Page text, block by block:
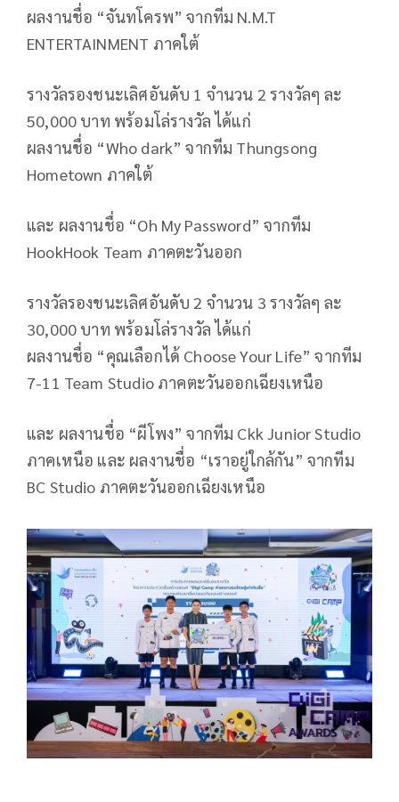
ผลงานชื่อ “จันทโครพ” จากทีม N.M.T
ENTERTAINMENT ภาคใต้
รางวัลรองชนะเลิศอันดับ 1 จำนวน 2 รางวัลๆ ละ
50,000 บาท พร้อมโล่รางวัล ได้แก่
ผลงานชื่อ “Who dark” จากทีม Thungsong
Hometown ภาคใต้
และ ผลงานชื่อ “Oh My Password” จากทีม
HookHook Team ภาคตะวันออก
รางวัลรองชนะเลิศอันดับ 2 จำนวน 3 รางวัลๆ ละ
30,000 บาท พร้อมโล่รางวัล ได้แก่
ผลงานชื่อ “คุณเลือกได้ Choose Your Life” จากทีม
7-11 Team Studio ภาคตะวันออกเฉียงเหนือ
และ ผลงานชื่อ “ผีโพง” จากทีม Ckk Junior Studio
ภาคเหนือ และ ผลงานชื่อ “เราอยู่ใกล้กัน” จากทีม
BC Studio ภาคตะวันออกเฉียงเหนือ